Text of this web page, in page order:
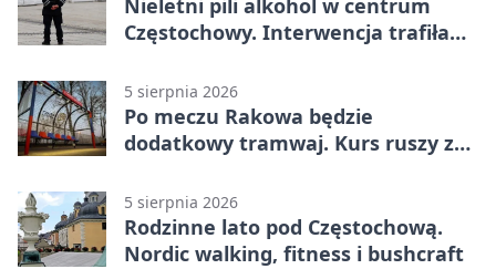
Nieletni pili alkohol w centrum
Częstochowy. Interwencja trafiła
5 sierpnia 2026
Po meczu Rakowa będzie
dodatkowy tramwaj. Kurs ruszy ze
5 sierpnia 2026
Rodzinne lato pod Częstochową.
Nordic walking, fitness i bushcraft